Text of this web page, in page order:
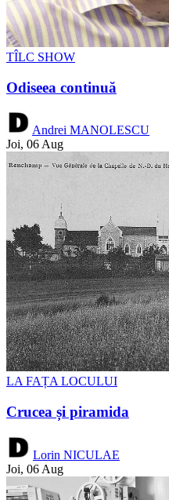
TÎLC SHOW
Odiseea continuă
Andrei MANOLESCU
Joi, 06 Aug
LA FAȚA LOCULUI
Crucea și piramida
Lorin NICULAE
Joi, 06 Aug